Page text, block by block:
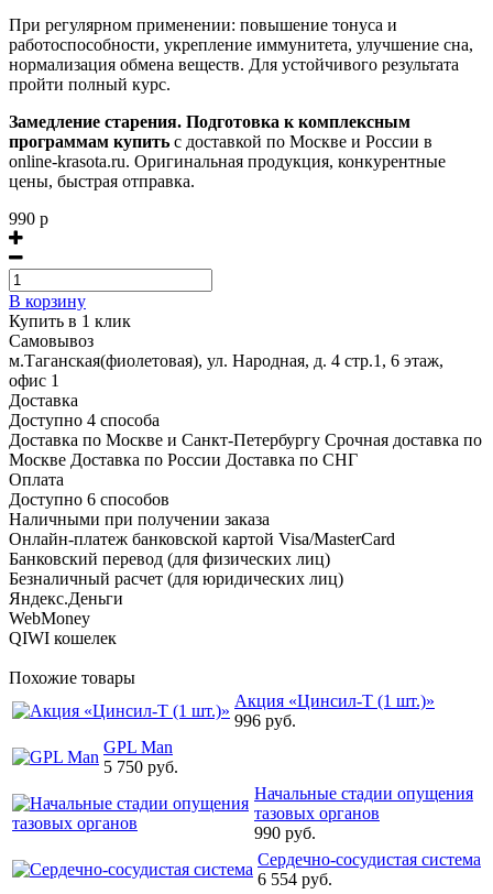
При регулярном применении: повышение тонуса и
работоспособности, укрепление иммунитета, улучшение сна,
нормализация обмена веществ. Для устойчивого результата
пройти полный курс.
Замедление старения. Подготовка к комплексным
программам купить с доставкой по Москве и России в
online-krasota.ru. Оригинальная продукция, конкурентные
цены, быстрая отправка.
990 р
В корзину
Купить в 1 клик
Самовывоз
м.Таганская(фиолетовая), ул. Народная, д. 4 стр.1, 6 этаж,
офис 1
Доставка
Доступно 4 способа
Доставка по Москве и Санкт-Петербургу Срочная доставка по
Москве Доставка по России Доставка по СНГ
Оплата
Доступно 6 способов
Наличными при получении заказа
Онлайн-платеж банковской картой Visa/MasterCard
Банковский перевод (для физических лиц)
Безналичный расчет (для юридических лиц)
Яндекс.Деньги
WebMoney
QIWI кошелек
Похожие товары
Акция «Цинсил-Т (1 шт.)»
996 руб.
GPL Man
5 750 руб.
Начальные стадии опущения
тазовых органов
990 руб.
Сердечно-сосудистая система
6 554 руб.